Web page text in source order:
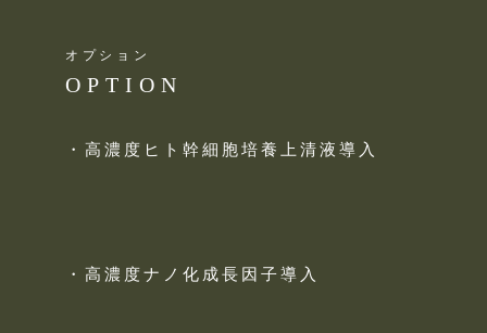
オプション
OPTION
・高濃度ヒト幹細胞培養上清液導入
・高濃度ナノ化成長因子導入